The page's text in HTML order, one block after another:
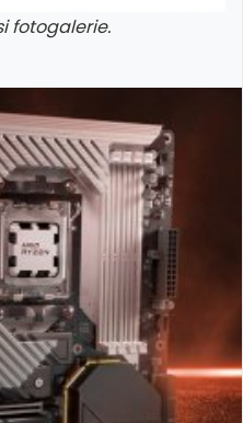
fotogalerie.